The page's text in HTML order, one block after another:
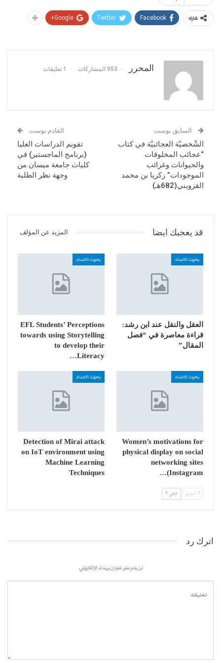
شارك Facebook
Twitter
Google+
المحرر 953 المشاركات 1 تعليقات
السابق بوست
الشّخصيّة العجائبيّة في كتاب
“عجائب المخلوقات
والحيوانات وغرائب
الموجودات” زكريا بن محمد
القزويني(682هـ)
القادم بوست
تقويم الدراسات العليا
(برنامج الماجستير) في
كليات جامعة ميسان من
وجهة نظر الطلبة
قد يعجبك ايضا المزيد عن المؤلف
بحوث الاعداد
العقل والنقل عند ابن رشد:
قراءة معاصرة في “فصل
المقال”
بحوث الاعداد
EFL Students’ Perceptions
towards using Storytelling
to develop their
Literacy…
بحوث الاعداد
Women’s motivations for
physical display on social
networking sites
(Instagram…
بحوث الاعداد
Detection of Mirai attack
on IoT environment using
Machine Learning
Techniques
السابق التالي
اترك رد
لن يتم نشر عنوان بريدك الإلكتروني.